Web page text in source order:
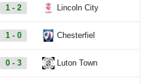
1 - 2 Lincoln City
1 - 0 Chesterfiel
0 - 3 Luton Town